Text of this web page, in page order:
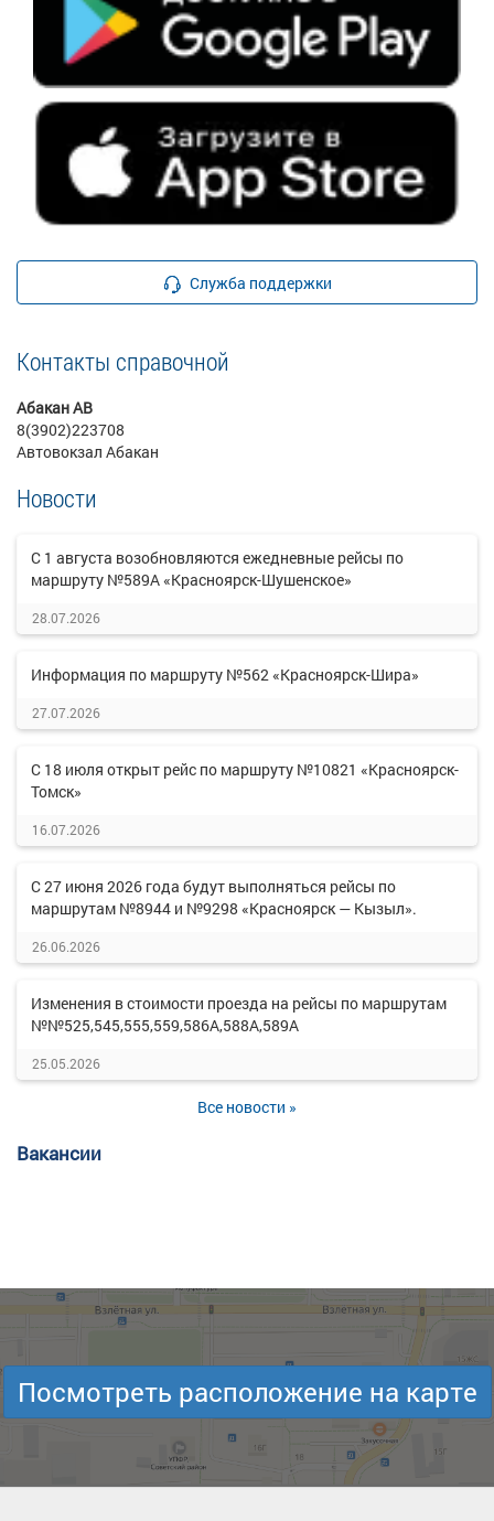
Служба поддержки
Контакты справочной
Абакан АВ
8(3902)223708
Автовокзал Абакан
Новости
С 1 августа возобновляются ежедневные рейсы по
маршруту №589А «Красноярск-Шушенское»
28.07.2026
Информация по маршруту №562 «Красноярск-Шира»
27.07.2026
С 18 июля открыт рейс по маршруту №10821 «Красноярск-
Томск»
16.07.2026
С 27 июня 2026 года будут выполняться рейсы по
маршрутам №8944 и №9298 «Красноярск — Кызыл».
26.06.2026
Изменения в стоимости проезда на рейсы по маршрутам
№№525,545,555,559,586А,588А,589А
25.05.2026
Все новости »
Вакансии
Посмотреть расположение на карте